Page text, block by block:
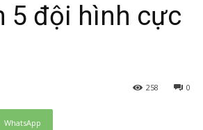
5 đội hình cực
0
258
WhatsApp